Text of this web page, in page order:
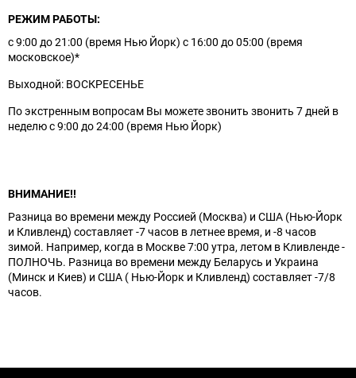
РЕЖИМ РАБОТЫ:
с 9:00 до 21:00 (время Нью Йорк) с 16:00 до 05:00 (время
московское)*
Выходной: ВОСКРЕСЕНЬЕ
По экстренным вопросам Вы можете звонить звонить 7 дней в
неделю с 9:00 до 24:00 (время Нью Йорк)
ВНИМАНИЕ!!
Разница во времени между Россией (Москва) и США (Нью-Йорк
и Кливленд) составляет -7 часов в летнее время, и -8 часов
зимой. Например, когда в Москве 7:00 утра, летом в Кливленде -
ПОЛНОЧЬ. Разница во времени между Беларусь и Украина
(Минск и Киев) и США ( Нью-Йорк и Кливленд) составляет -7/8
часов.